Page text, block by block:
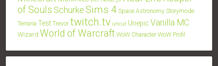
of Souls SchurkeSims 4 Space Astronomy Storymode
Terraria Test Trevor twitch.tv uncut Unepic Vanilla MC
Wizard World of Warcraft WoW Character WoW Profil